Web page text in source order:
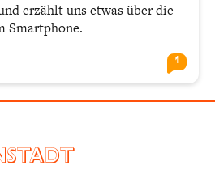
erzählt uns etwas über die
Smartphone.
1